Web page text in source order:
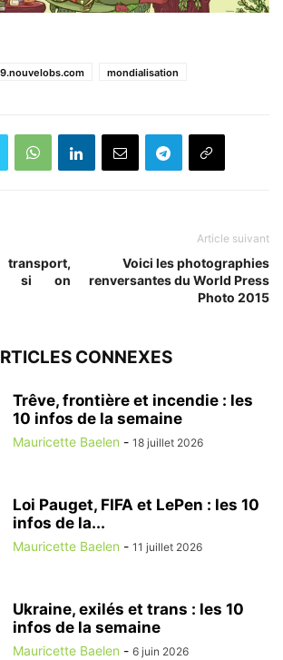
mondialisation
si on
Article suivant
Voici les photographies
renversantes du World Press
Photo 2015
CONNEXES
Trêve, frontière et incendie : les
10 infos de la semaine
Mauricette Baelen - 18 juillet 2026
Loi Pauget, FIFA et LePen : les 10
infos de la...
Mauricette Baelen - 11 juillet 2026
Ukraine, exilés et trans : les 10
infos de la semaine
Mauricette Baelen - 6 juin 2026